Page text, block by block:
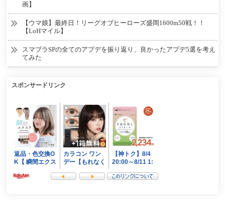
画】
【ウマ娘】最終日！リーグオブヒーローズ盛岡1600m50戦！！
【LoHマイル】
スマブラSPの全てのアプデを振り返り、良かったアプデ5選を考え
てみた
スポンサードリンク